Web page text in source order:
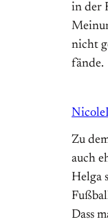
in der
nicht
fände.
Nicole
Zu
auch
Helga
Dass